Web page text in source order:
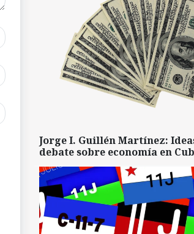
Jorge I. Guillén Martínez:
debate sobre economía en